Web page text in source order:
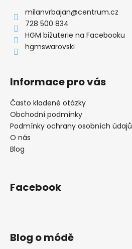
milanvrbajan@centrum.cz
728 500 834
HGM bižuterie na Facebooku
hgmswarovski
Informace pro vás
Často kladené otázky
Obchodní podmínky
Podmínky ochrany osobních údajů
O nás
Blog
Facebook
Blog o módě